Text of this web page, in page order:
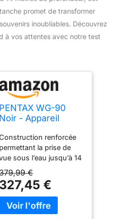
promet de transformer
inoubliables. Découvrez
à vos attentes avec notre test
PENTAX WG-90
Noir - Appareil
étanche,
conçu pour la Photo
Marine de la
Vie Quotidienne
Jusqu’à 14 mètres
de Profondeur
renforcée
permettant la prise de
sous l’eau jusqu’à 14
mètres de profondeur et
jusqu’à deux heures
d’utilisation [Qualité
exceptionnelle]
Doté d’un capteur
€
327,45 €